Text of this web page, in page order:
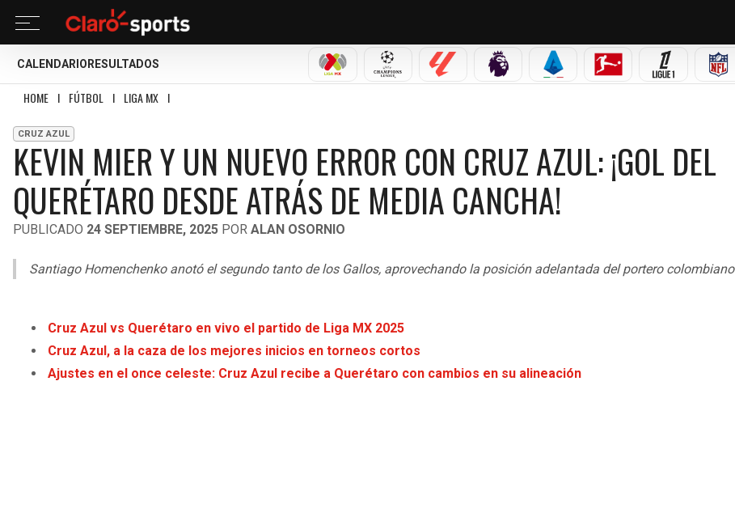
CALENDARIO RESULTADOS
LIGA MX CHAMPIONS LEAGUE
LALIGA PREMIER LEAGUE
SERIE A BUNDESLIGALIGUE 1 NFL
HOME I FÚTBOL I LIGA MX I
CRUZ AZUL
KEVIN MIER Y UN NUEVO ERROR CON CRUZ AZUL: ¡GOL DEL
QUERÉTARO DESDE ATRÁS DE MEDIA CANCHA!
PUBLICADO 24 SEPTIEMBRE, 2025 POR ALAN OSORNIO
Santiago Homenchenko anotó el segundo tanto de los Gallos, aprovechando la posición adelantada del portero colombiano
Cruz Azul vs Querétaro en vivo el partido de Liga MX 2025
Cruz Azul, a la caza de los mejores inicios en torneos cortos
Ajustes en el once celeste: Cruz Azul recibe a Querétaro con cambios en su alineación